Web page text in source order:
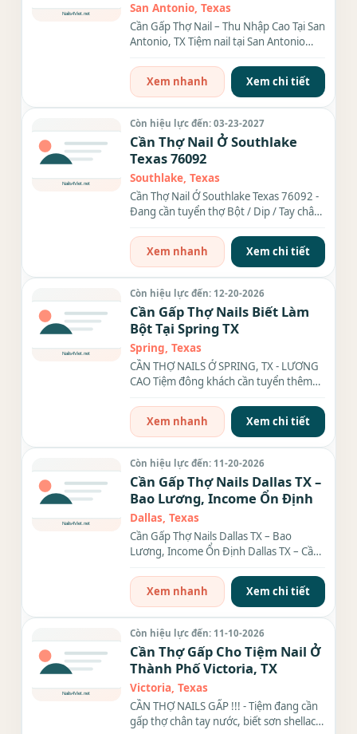
San Antonio, Texas
Cần Gấp Thợ Nail – Thu Nhập Cao Tại San
Antonio, TX Tiệm nail tại San Antonio
Xem nhanh
Xem chi tiết
Còn hiệu lực đến: 03-23-2027
Cần Thợ Nail Ở Southlake
Texas 76092
Southlake, Texas
Cần Thợ Nail Ở Southlake Texas 76092 -
Đang cần tuyển thợ Bột / Dip / Tay chân
Xem nhanh
Xem chi tiết
Còn hiệu lực đến: 12-20-2026
Cần Gấp Thợ Nails Biết Làm
Bột Tại Spring TX
Spring, Texas
CẦN THỢ NAILS Ở SPRING, TX - LƯƠNG
CAO Tiệm đông khách cần tuyển thêm
Xem nhanh
Xem chi tiết
Còn hiệu lực đến: 11-20-2026
Cần Gấp Thợ Nails Dallas TX –
Bao Lương, Income Ổn Định
Dallas, Texas
Cần Gấp Thợ Nails Dallas TX – Bao
Lương, Income Ổn Định Dallas TX – Cần
Xem nhanh
Xem chi tiết
Còn hiệu lực đến: 11-10-2026
Cần Thợ Gấp Cho Tiệm Nail Ở
Thành Phố Victoria, TX
Victoria, Texas
CẦN THỢ NAILS GẤP !!! - Tiệm đang cần
gấp thợ chân tay nước, biết sơn shellac,